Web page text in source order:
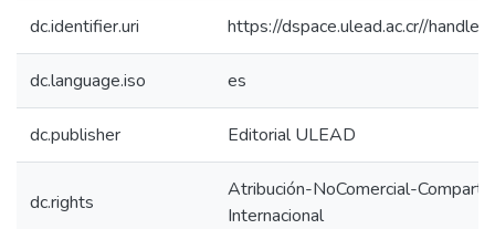
dc.identifier.uri https://dspace.ulead.ac.cr//
dc.language.iso es
dc.publisher Editorial ULEAD
dc.rights
Atribución-NoComercial-
Internacional